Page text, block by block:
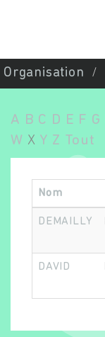
Organisation
A B C D E F G
W X Y Z Tout
Nom
DEMAILLY
DAVID